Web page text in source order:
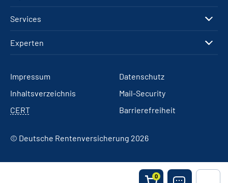
0
Services
Experten
Impressum
Datenschutz
Inhaltsverzeichnis
Mail-Security
CERT
Barrierefreiheit
© Deutsche Rentenversicherung 2026